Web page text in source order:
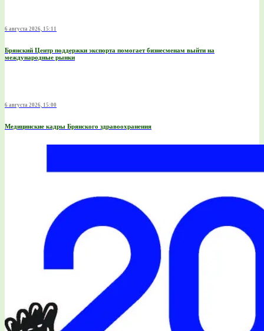
6 августа 2026, 15:11
Брянский Центр поддержки экспорта помогает бизнесменам выйти на
международные рынки
6 августа 2026, 15:00
Медицинские кадры Брянского здравоохранения